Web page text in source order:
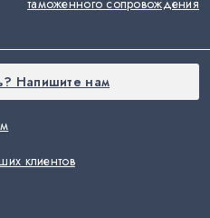
клиентов
таможенного сопровождения
Напишите нам